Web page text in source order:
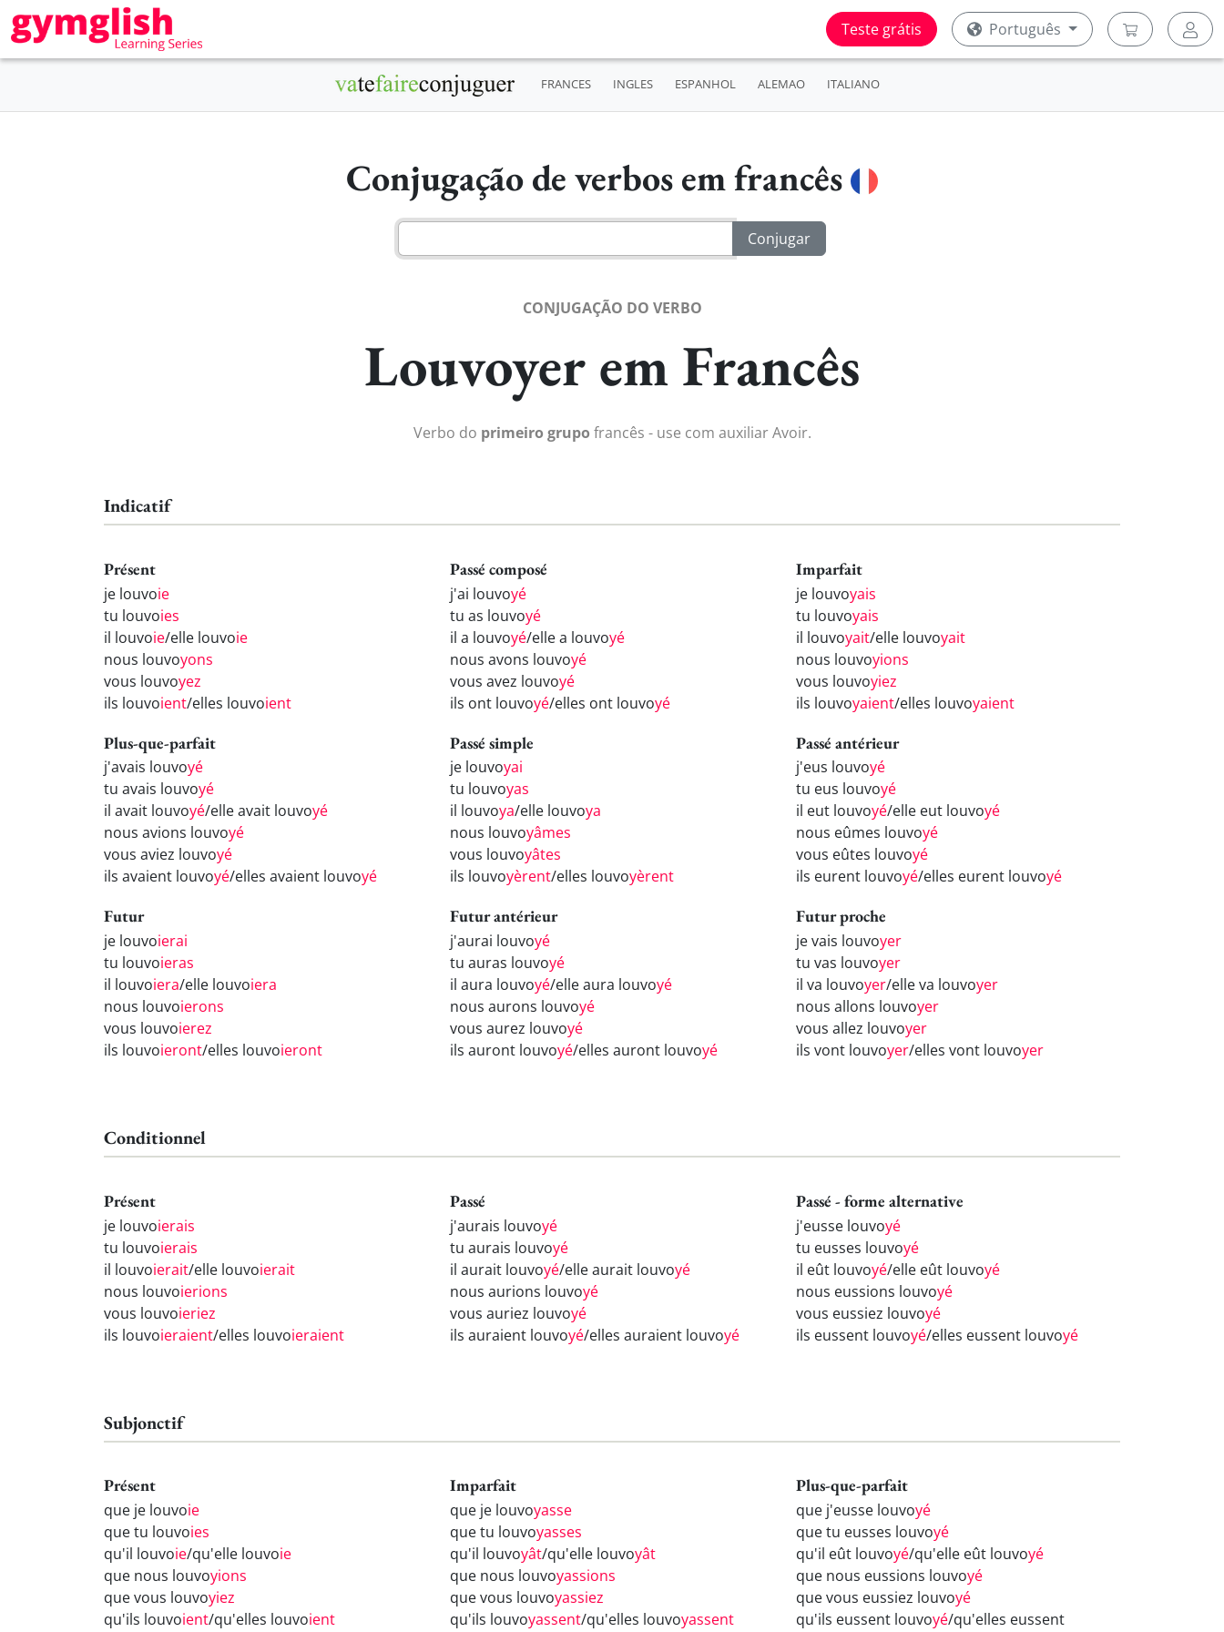
Teste grátis Português
FRANCES INGLES ESPANHOL ALEMAO ITALIANO
Conjugação de verbos em francês
CONJUGAÇÃO DO VERBO
Louvoyer em Francês
Verbo do primeiro grupo francês - use com auxiliar Avoir.
Indicatif
Présent
je louvoie
tu louvoies
il louvoie/elle louvoie
nous louvoyons
vous louvoyez
ils louvoient/elles louvoient
Passé composé
j'ai louvoyé
tu as louvoyé
il a louvoyé/elle a louvoyé
nous avons louvoyé
vous avez louvoyé
ils ont louvoyé/elles ont louvoyé
Imparfait
je louvoyais
tu louvoyais
il louvoyait/elle louvoyait
nous louvoyions
vous louvoyiez
ils louvoyaient/elles louvoyaient
Plus-que-parfait
j'avais louvoyé
tu avais louvoyé
il avait louvoyé/elle avait louvoyé
nous avions louvoyé
vous aviez louvoyé
ils avaient louvoyé/elles avaient louvoyé
Passé simple
je louvoyai
tu louvoyas
il louvoya/elle louvoya
nous louvoyâmes
vous louvoyâtes
ils louvoyèrent/elles louvoyèrent
Passé antérieur
j'eus louvoyé
tu eus louvoyé
il eut louvoyé/elle eut louvoyé
nous eûmes louvoyé
vous eûtes louvoyé
ils eurent louvoyé/elles eurent louvoyé
Futur
je louvoierai
tu louvoieras
il louvoiera/elle louvoiera
nous louvoierons
vous louvoierez
ils louvoieront/elles louvoieront
Futur antérieur
j'aurai louvoyé
tu auras louvoyé
il aura louvoyé/elle aura louvoyé
nous aurons louvoyé
vous aurez louvoyé
ils auront louvoyé/elles auront louvoyé
Futur proche
je vais louvoyer
tu vas louvoyer
il va louvoyer/elle va louvoyer
nous allons louvoyer
vous allez louvoyer
ils vont louvoyer/elles vont louvoyer
Conditionnel
Présent
je louvoierais
tu louvoierais
il louvoierait/elle louvoierait
nous louvoierions
vous louvoieriez
ils louvoieraient/elles louvoieraient
Passé
j'aurais louvoyé
tu aurais louvoyé
il aurait louvoyé/elle aurait louvoyé
nous aurions louvoyé
vous auriez louvoyé
ils auraient louvoyé/elles auraient louvoyé
Passé - forme alternative
j'eusse louvoyé
tu eusses louvoyé
il eût louvoyé/elle eût louvoyé
nous eussions louvoyé
vous eussiez louvoyé
ils eussent louvoyé/elles eussent louvoyé
Subjonctif
Présent
que je louvoie
que tu louvoies
qu'il louvoie/qu'elle louvoie
que nous louvoyions
que vous louvoyiez
qu'ils louvoient/qu'elles louvoient
Imparfait
que je louvoyasse
que tu louvoyasses
qu'il louvoyât/qu'elle louvoyât
que nous louvoyassions
que vous louvoyassiez
qu'ils louvoyassent/qu'elles louvoyassent
Plus-que-parfait
que j'eusse louvoyé
que tu eusses louvoyé
qu'il eût louvoyé/qu'elle eût louvoyé
que nous eussions louvoyé
que vous eussiez louvoyé
qu'ils eussent louvoyé/qu'elles eussent